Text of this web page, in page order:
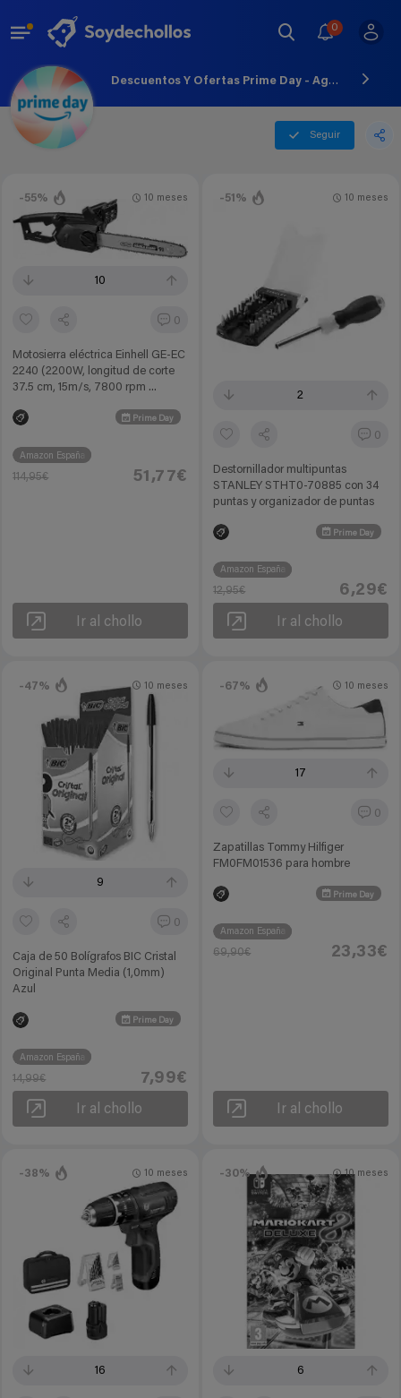
0
Descuentos Y Ofertas Prime Day - Agosto - 2026
Seguir
-55%
10
0
Motosierra eléctrica Einhell GE-EC
2240 (2200W, longitud de corte
37.5 cm, 15m/s, 7800 rpm ...
Prime Day
10 meses
Amazon España
114,95€ 51,77€
Ir al chollo
-51%
2
0
Destornillador multipuntas
STANLEY STHT0-70885 con 34
puntas y organizador de puntas
Prime Day
10 meses
Amazon España
12,95€ 6,29€
Ir al chollo
-47%
9
0
Caja de 50 Bolígrafos BIC Cristal
Original Punta Media (1,0mm)
Azul
Prime Day
10 meses
Amazon España
14,99€ 7,99€
Ir al chollo
-67%
17
0
Zapatillas Tommy Hilfiger
FM0FM01536 para hombre
Prime Day
10 meses
Amazon España
69,90€ 23,33€
Ir al chollo
-38%
16
10 meses -30%
6
10 meses